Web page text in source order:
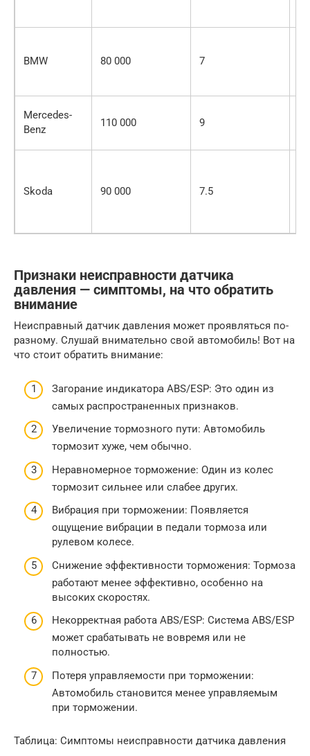
BMW 80 000 7
Mercedes-
Benz
110 000 9
Skoda 90 000 7.5
Признаки неисправности датчика
давления — симптомы, на что обратить
внимание
Неисправный датчик давления может проявляться по-
разному. Слушай внимательно свой автомобиль! Вот на
что стоит обратить внимание:
Загорание индикатора ABS/ESP: Это один из
самых распространенных признаков.
Увеличение тормозного пути: Автомобиль
тормозит хуже, чем обычно.
Неравномерное торможение: Один из колес
тормозит сильнее или слабее других.
Вибрация при торможении: Появляется
ощущение вибрации в педали тормоза или
рулевом колесе.
Снижение эффективности торможения: Тормоза
работают менее эффективно, особенно на
высоких скоростях.
Некорректная работа ABS/ESP: Система ABS/ESP
может срабатывать не вовремя или не
полностью.
Потеря управляемости при торможении:
Автомобиль становится менее управляемым
при торможении.
Таблица: Симптомы неисправности датчика давления